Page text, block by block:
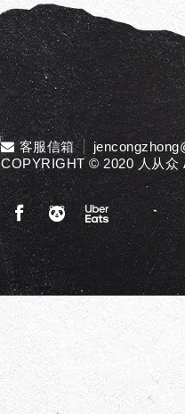
客服信箱
COPYRIGHT © 2020 人从众